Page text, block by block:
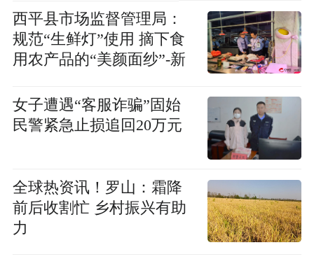
​西平县市场监督管理局：
规范“生鲜灯”使用 摘下食
用农产品的“美颜面纱”-新
​女子遭遇“客服诈骗”固始
民警紧急止损追回20万元
全球热资讯！​罗山：霜降
前后收割忙 乡村振兴有助
力